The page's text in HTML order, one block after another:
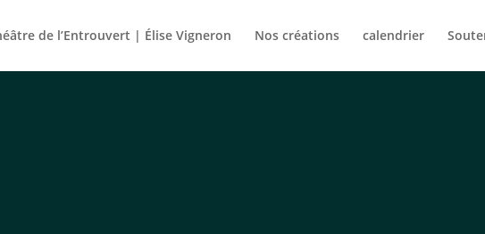
de l’Entrouvert | Élise Vigneron Nos créations calendrier